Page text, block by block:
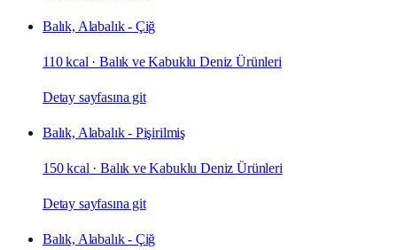
Balık, Alabalık - Çiğ
110 kcal ·Balık ve Kabuklu Deniz Ürünleri
Detay sayfasına git
Balık, Alabalık - Pişirilmiş
150 kcal ·Balık ve Kabuklu Deniz Ürünleri
Detay sayfasına git
Balık, Alabalık - Çiğ